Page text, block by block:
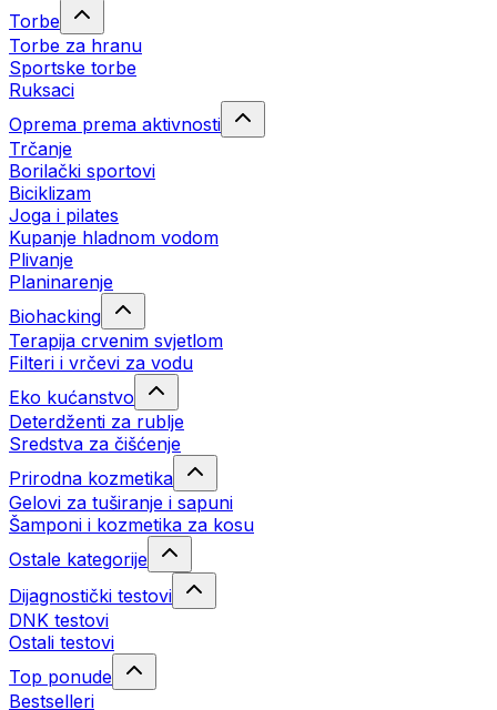
Torbe
Torbe za hranu
Sportske torbe
Ruksaci
Oprema prema aktivnosti
Trčanje
Borilački sportovi
Biciklizam
Joga i pilates
Kupanje hladnom vodom
Plivanje
Planinarenje
Biohacking
Terapija crvenim svjetlom
Filteri i vrčevi za vodu
Eko kućanstvo
Deterdženti za rublje
Sredstva za čišćenje
Prirodna kozmetika
Gelovi za tuširanje i sapuni
Šamponi i kozmetika za kosu
Ostale kategorije
Dijagnostički testovi
DNK testovi
Ostali testovi
Top ponude
Bestselleri